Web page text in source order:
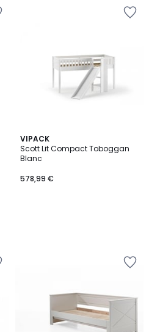
VIPACK
Scott Lit Compact Toboggan
Blanc
578,99 €